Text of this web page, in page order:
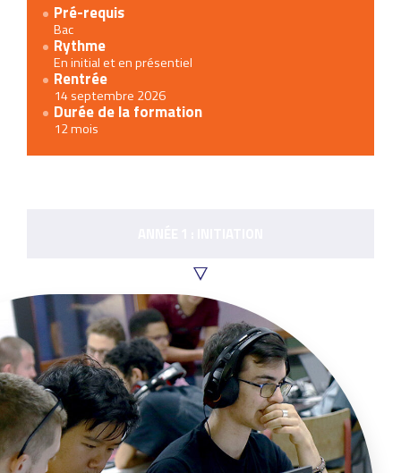
Pré-requis
Bac
Rythme
En initial et en présentiel
Rentrée
14 septembre 2026
Durée de la formation
12 mois
Année
1
:
Initiation